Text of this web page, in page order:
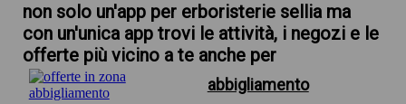
non solo un'app per erboristerie sellia ma
con un'unica app trovi le attività, i negozi e le
offerte più vicino a te anche per
abbigliamento